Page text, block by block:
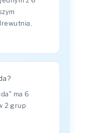
ma 6
2 grup